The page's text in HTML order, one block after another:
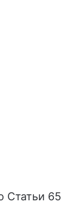
Статьи 65